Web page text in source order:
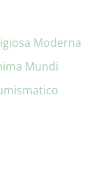
Moderna
Mundi